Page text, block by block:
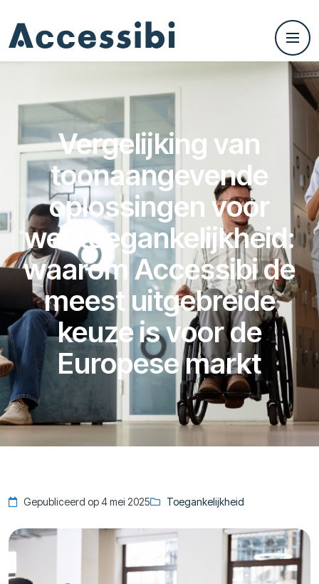
Vergelijking van
toonaangevende
oplossingen voor
webtoegankelijkheid:
waarom Accessibi de
meest uitgebreide
keuze is voor de
Europese markt
Gepubliceerd op 4 mei 2025 Toegankelijkheid